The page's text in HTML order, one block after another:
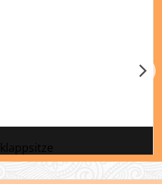
Fabrikate, wie bspw.